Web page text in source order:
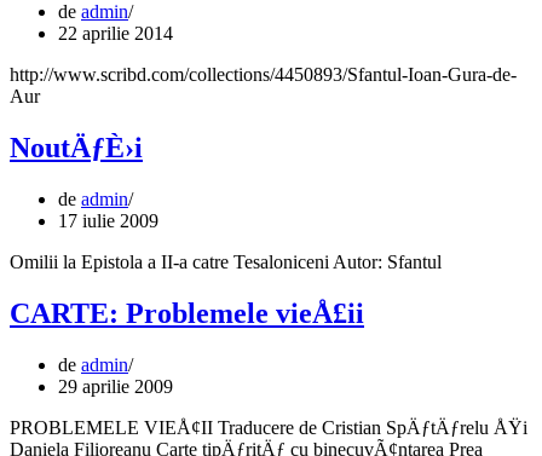
de admin
22 aprilie 2014
http://www.scribd.com/collections/4450893/Sfantul-Ioan-Gura-de-
Aur
NoutÄƒÈ›i
de admin
17 iulie 2009
Omilii la Epistola a II-a catre Tesaloniceni Autor: Sfantul
CARTE: Problemele vieÅ£ii
de admin
29 aprilie 2009
PROBLEMELE VIEÅ¢II Traducere de Cristian SpÄƒtÄƒrelu ÅŸi
Daniela Filioreanu Carte tipÄƒritÄƒ cu binecuvÃ¢ntarea Prea